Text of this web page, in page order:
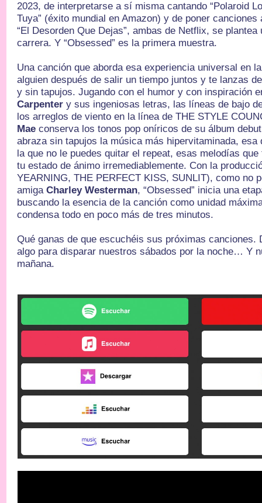
2023, de interpretarse a sí misma cantando “Polaroid
Tuya” (éxito mundial en Amazon) y de poner canciones
“El Desorden Que Dejas”, ambas de Netflix, se
carrera. Y “Obsessed” es la primera muestra.
Una canción que aborda esa experiencia universal en
alguien después de salir un tiempo juntos y te lanzas
y sin tapujos. Jugando con el humor y con inspiración
Carpenter y sus ingeniosas letras, las líneas de bajo
los arreglos de viento en la línea de THE STYLE
Mae conserva los tonos pop oníricos de su álbum
abraza sin tapujos la música más hipervitaminada, esa
la que no le puedes quitar el repeat, esas melodías
tu estado de ánimo irremediablemente. Con la
YEARNING, THE PERFECT KISS, SUNLIT), como no
amigaCharley Westerman, “Obsessed” inicia una
buscando la esencia de la canción como unidad
condensa todo en poco más de tres minutos.
Qué ganas de que escuchéis sus próximas canciones.
algo para disparar nuestros sábados por la noche… Y
mañana.